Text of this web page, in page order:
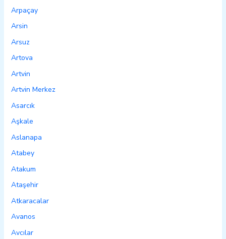
Arpaçay
Arsin
Arsuz
Artova
Artvin
Artvin Merkez
Asarcık
Aşkale
Aslanapa
Atabey
Atakum
Ataşehir
Atkaracalar
Avanos
Avcılar